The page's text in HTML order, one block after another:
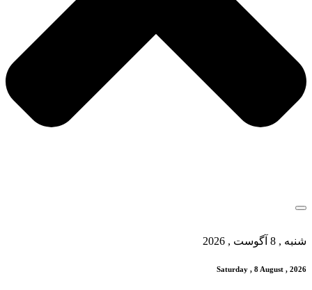
شنبه , 8 آگوست , 2026
Saturday , 8 August , 2026